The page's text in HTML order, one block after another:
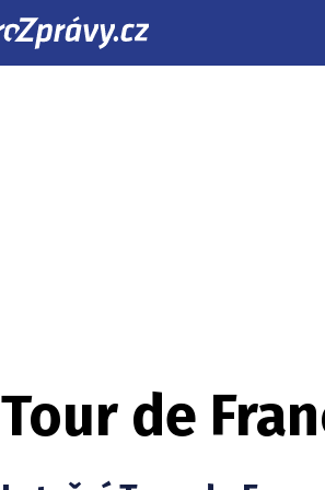
Tour de